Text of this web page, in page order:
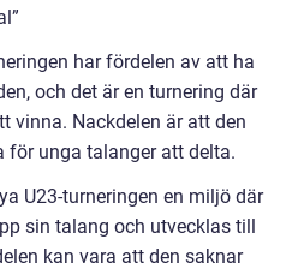
har fördelen av att ha
och det är en turnering där
vinna. Nackdelen är att den
för unga talanger att delta.
U23-turneringen en miljö där
sin talang och utvecklas till
kan vara att den saknar